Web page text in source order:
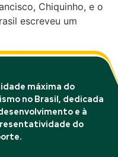
Chiquinho, e o
escreveu um
máxima do
no Brasil, dedicada
e à
do